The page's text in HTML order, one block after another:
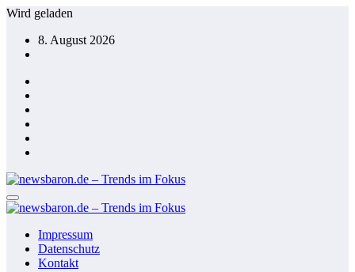
Zum
springen
Wird geladen
8. August 2026
Impressum
Datenschutz
Kontakt